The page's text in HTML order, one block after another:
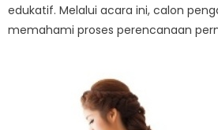
edukatif. Melalui acara ini, calon
memahami proses perencanaan